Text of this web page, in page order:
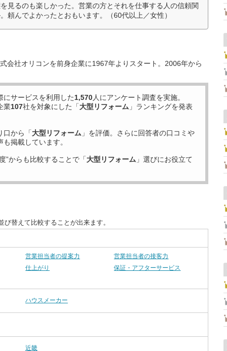
見るのも楽しかった。営業の方とそれを仕事する人の信頼関
頼んでよかったとおもいます。（60代以上／女性）
会社オリコンを前身企業に1967年よりスタート。2006年から
にサービスを利用した1,570人にアンケート調査を実施。
業107社を対象にした「大型リフォーム 」ランキングを発表
口から「大型リフォーム 」を評価。さらに回答者の口コミや
掲載しています。
”からも比較することで「大型リフォーム 」選びにお役立て
替えて比較することが出来ます。
営業担当者の提案力
営業担当者の接客力
仕上がり
保証・アフターサービス
ハウスメーカー
近畿